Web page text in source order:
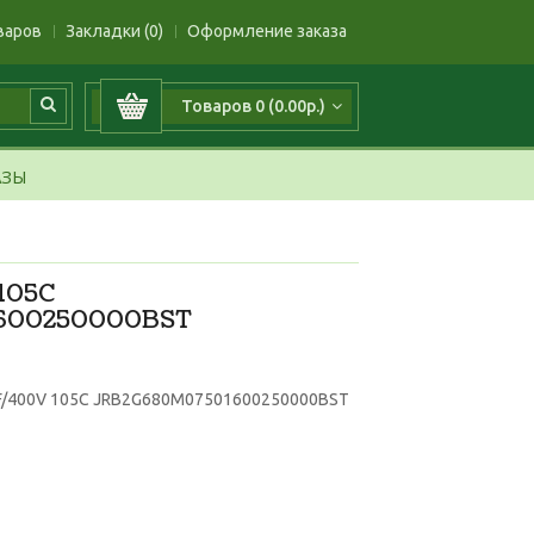
Закладки (0) Оформление заказа
Товаров 0 (0.00р.)
400V 105C JRB2G680M07501600250000BST